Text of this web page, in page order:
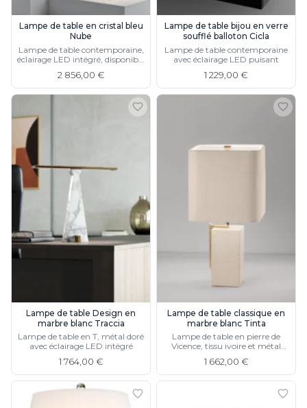
Lampe de table en cristal bleu
Nube
Lampe de table contemporaine,
éclairage LED intégré, disponible
2 856,00 €
Lampe de table bijou en verre
soufflé balloton Cicla
Lampe de table contemporaine
avec éclairage LED puisant
1 229,00 €
Lampe de table Design en
marbre blanc Traccia
Lampe de table en T, métal doré
avec éclairage LED intégré
1 764,00 €
Lampe de table classique en
marbre blanc Tinta
Lampe de table en pierre de
Vicence, tissu ivoire et métal
1 662,00 €